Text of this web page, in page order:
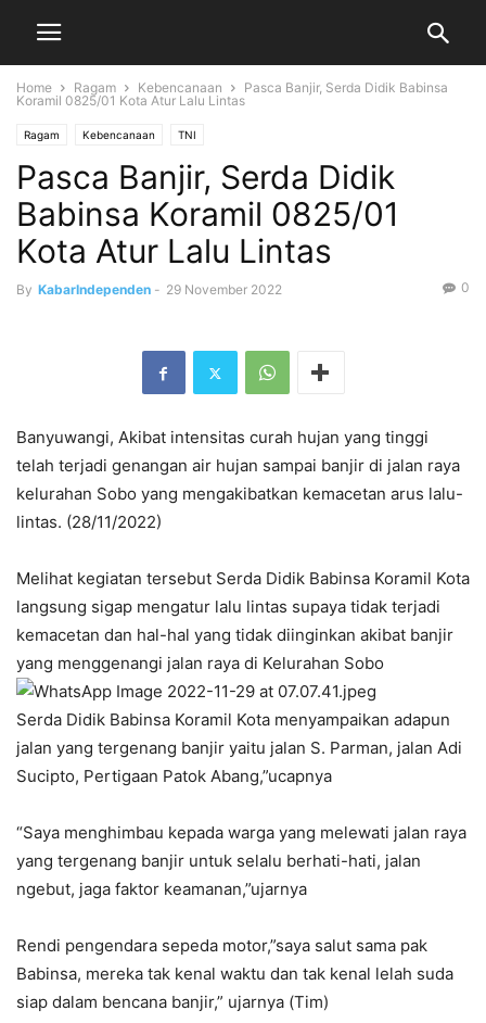
Home Ragam Kebencanaan
Pasca Banjir, Serda Didik Babinsa
Koramil 0825/01 Kota Atur Lalu Lintas
Ragam Kebencanaan TNI
Pasca Banjir, Serda Didik
Babinsa Koramil 0825/01
Kota Atur Lalu Lintas
By KabarIndependen - 29 November 2022 0
Banyuwangi, Akibat intensitas curah hujan yang tinggi
telah terjadi genangan air hujan sampai banjir di jalan raya
kelurahan Sobo yang mengakibatkan kemacetan arus lalu-
lintas. (28/11/2022)
Melihat kegiatan tersebut Serda Didik Babinsa Koramil Kota
langsung sigap mengatur lalu lintas supaya tidak terjadi
kemacetan dan hal-hal yang tidak diinginkan akibat banjir
yang menggenangi jalan raya di Kelurahan Sobo
Serda Didik Babinsa Koramil Kota menyampaikan adapun
jalan yang tergenang banjir yaitu jalan S. Parman, jalan Adi
Sucipto, Pertigaan Patok Abang,”ucapnya
“Saya menghimbau kepada warga yang melewati jalan raya
yang tergenang banjir untuk selalu berhati-hati, jalan
ngebut, jaga faktor keamanan,”ujarnya
Rendi pengendara sepeda motor,”saya salut sama pak
Babinsa, mereka tak kenal waktu dan tak kenal lelah suda
siap dalam bencana banjir,” ujarnya (Tim)